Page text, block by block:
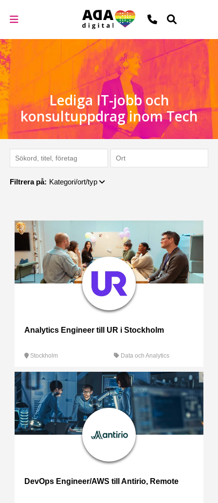
Lediga IT-jobb och
konsultuppdrag inom Tech
Filtrera på: Kategori/ort/typ
Analytics Engineer till UR i Stockholm
Stockholm Data och Analytics
DevOps Engineer/AWS till Antirio, Remote